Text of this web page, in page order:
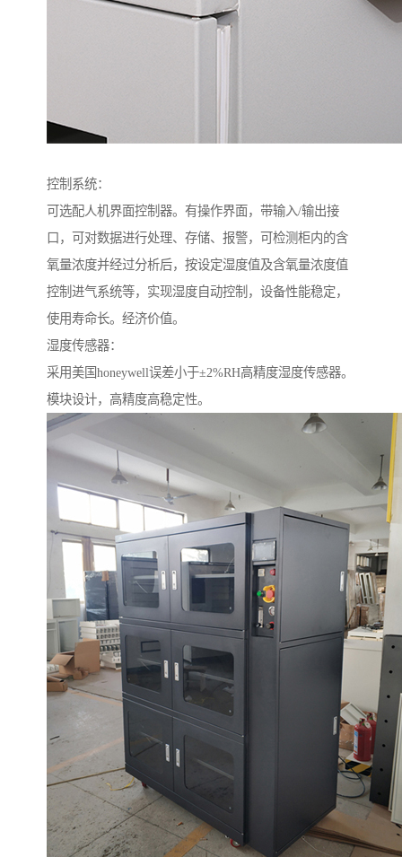
控制系统：
可选配人机界面控制器。有操作界面，带输入/输出接
口，可对数据进行处理、存储、报警，可检测柜内的含
氧量浓度并经过分析后，按设定湿度值及含氧量浓度值
控制进气系统等，实现湿度自动控制，设备性能稳定，
使用寿命长。经济价值。
湿度传感器：
采用美国honeywell误差小于±2%RH高精度湿度传感器。
模块设计，高精度高稳定性。